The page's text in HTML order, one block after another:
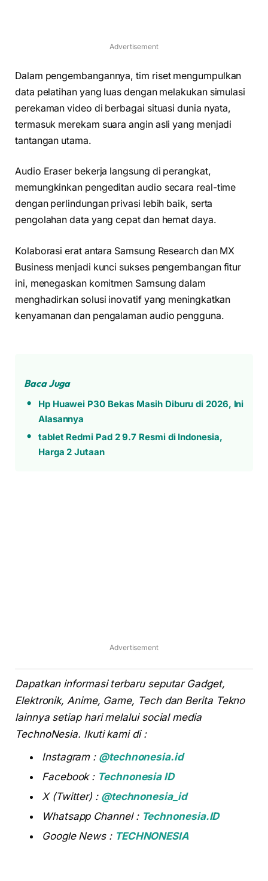
Advertisement
Dalam pengembangannya, tim riset mengumpulkan
data pelatihan yang luas dengan melakukan simulasi
perekaman video di berbagai situasi dunia nyata,
termasuk merekam suara angin asli yang menjadi
tantangan utama.
Audio Eraser bekerja langsung di perangkat,
memungkinkan pengeditan audio secara real-time
dengan perlindungan privasi lebih baik, serta
pengolahan data yang cepat dan hemat daya.
Kolaborasi erat antara Samsung Research dan MX
Business menjadi kunci sukses pengembangan fitur
ini, menegaskan komitmen Samsung dalam
menghadirkan solusi inovatif yang meningkatkan
kenyamanan dan pengalaman audio pengguna.
Baca Juga
Hp Huawei P30 Bekas Masih Diburu di 2026, Ini
Alasannya
tablet Redmi Pad 2 9.7 Resmi di Indonesia,
Harga 2 Jutaan
Advertisement
Dapatkan informasi terbaru seputar Gadget,
Elektronik, Anime, Game, Tech dan Berita Tekno
lainnya setiap hari melalui social media
TechnoNesia. Ikuti kami di :
Instagram : @technonesia.id
Facebook : Technonesia ID
X (Twitter) : @technonesia_id
Whatsapp Channel : Technonesia.ID
Google News : TECHNONESIA